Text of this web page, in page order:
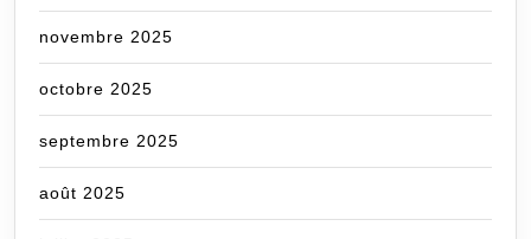
novembre 2025
octobre 2025
septembre 2025
août 2025